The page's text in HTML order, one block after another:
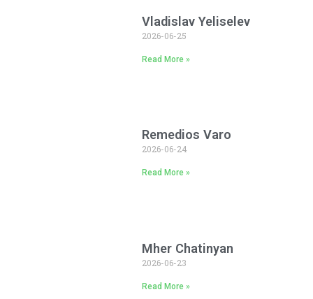
Vladislav Yeliselev
2026-06-25
Read More »
Remedios Varo
2026-06-24
Read More »
Mher Chatinyan
2026-06-23
Read More »